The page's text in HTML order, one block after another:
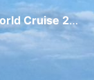
Ultimate World Cruise 2023/24